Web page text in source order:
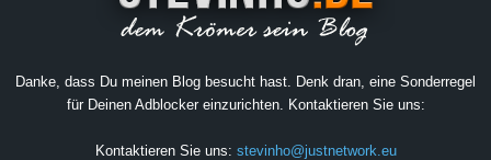
Danke, dass Du meinen Blog besucht hast. Denk dran, eine Sonderregel
für Deinen Adblocker einzurichten. Kontaktieren Sie uns:
Kontaktieren Sie uns: stevinho@justnetwork.eu